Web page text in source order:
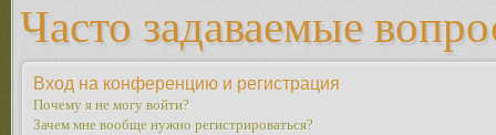
Часто задаваемые
Вход на конференцию и регистрация
Почему я не могу войти?
Зачем мне вообще нужно регистрироваться?